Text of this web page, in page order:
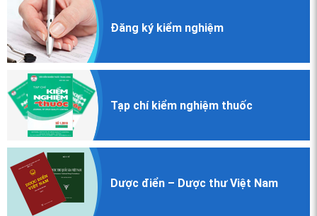
Đăng ký kiểm nghiệm
Tạp chí kiểm nghiệm thuốc
Dược điển – Dược thưViệt Nam